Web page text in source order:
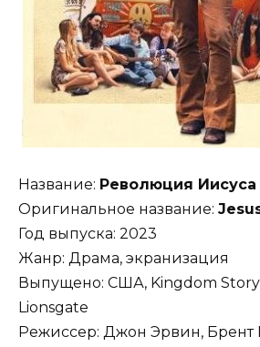
Название: Революция Иисуса
Оригинальное название:
Год выпуска: 2023
Жанр: Драма, экранизация
Выпущено: США, Kingdom Story
Lionsgate
Режиссер: Джон Эрвин, Брент